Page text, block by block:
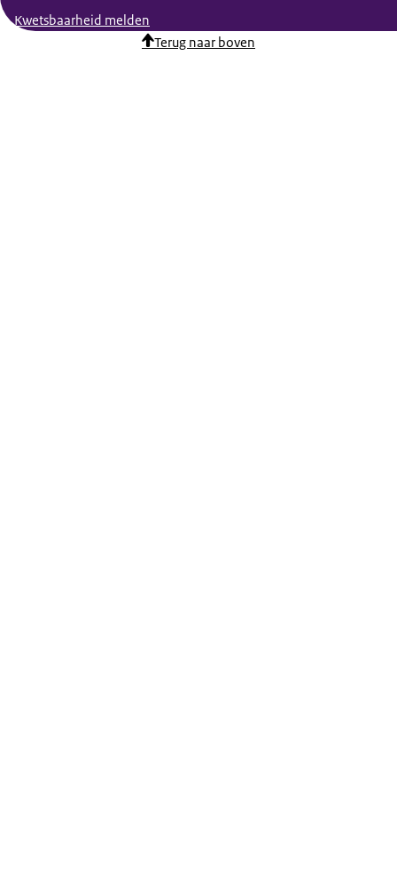
Kwetsbaarheid melden
Terug naar boven